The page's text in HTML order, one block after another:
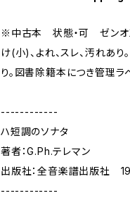
※中古本 状態・可 ゼンオ
け(小)、よれ、スレ、汚れあ
り。図書除籍本につき管理ラ
------------
ハ短調のソナタ
著者：G.Ph.テレマン
出版社：全音楽譜出版社
------------